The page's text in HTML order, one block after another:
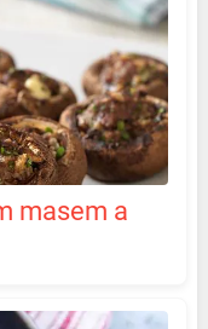
masem a